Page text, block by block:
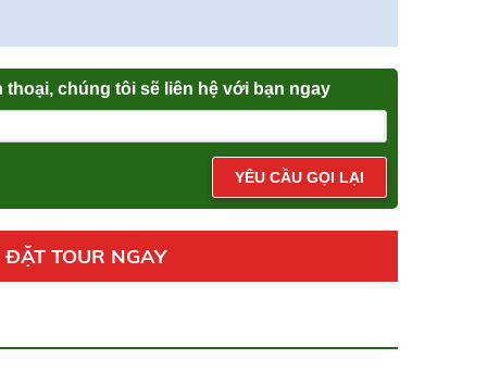
chúng tôi sẽ liên hệ với bạn ngay
YÊU CẦU GỌI LẠI
ĐẶT TOUR NGAY